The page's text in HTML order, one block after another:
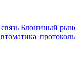
Блошиный